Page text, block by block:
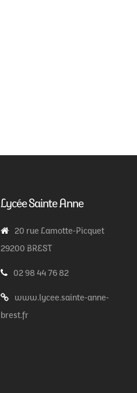
Lycée Sainte Anne
20 rue Lamotte-Picquet
29200 BREST
02 98 44 76 82
www.lycee.sainte-anne-
brest.fr